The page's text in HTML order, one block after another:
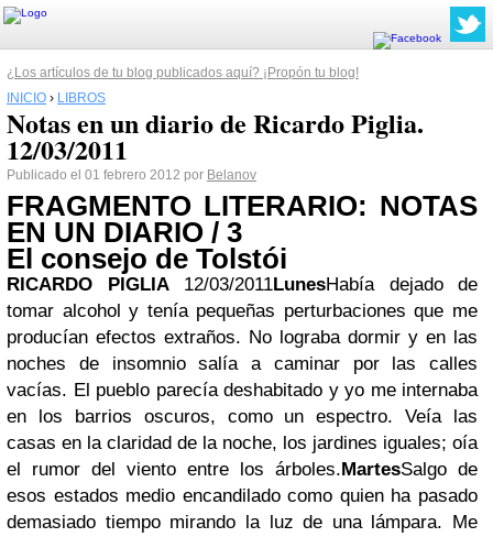
¿Los artículos de tu blog publicados aquí? ¡Propón tu blog!
INICIO › LIBROS
Notas en un diario de Ricardo Piglia.
12/03/2011
Publicado el 01 febrero 2012 por Belanov
FRAGMENTO LITERARIO: NOTAS
EN UN DIARIO / 3
El consejo de Tolstói
RICARDO PIGLIA 12/03/2011LunesHabía dejado de
tomar alcohol y tenía pequeñas perturbaciones que me
producían efectos extraños. No lograba dormir y en las
noches de insomnio salía a caminar por las calles
vacías. El pueblo parecía deshabitado y yo me internaba
en los barrios oscuros, como un espectro. Veía las
casas en la claridad de la noche, los jardines iguales; oía
el rumor del viento entre los árboles.MartesSalgo de
esos estados medio encandilado como quien ha pasado
demasiado tiempo mirando la luz de una lámpara. Me